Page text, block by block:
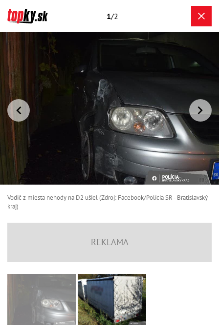
1/2
Vodič z miesta nehody na D2 ušiel (Zdroj: Facebook/Polícia SR - Bratislavský
kraj)